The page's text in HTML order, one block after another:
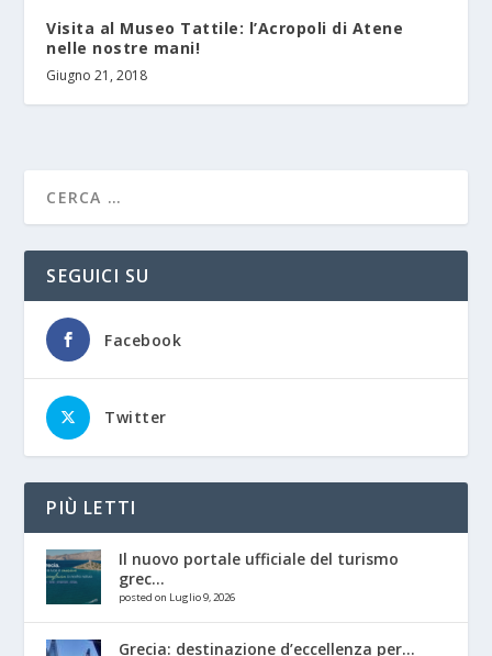
Visita al Museo Tattile: l’Acropoli di Atene
nelle nostre mani!
Giugno 21, 2018
SEGUICI SU
Facebook
Twitter
PIÙ LETTI
Il nuovo portale ufficiale del turismo
grec...
posted on Luglio 9, 2026
Grecia: destinazione d’eccellenza per...